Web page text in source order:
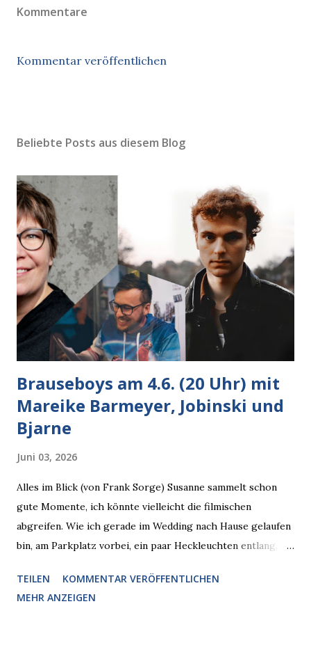
Kommentare
Kommentar veröffentlichen
Beliebte Posts aus diesem Blog
Brauseboys am 4.6. (20 Uhr) mit
Mareike Barmeyer, Jobinski und
Bjarne
Juni 03, 2026
Alles im Blick (von Frank Sorge) Susanne sammelt schon
gute Momente, ich könnte vielleicht die filmischen
abgreifen. Wie ich gerade im Wedding nach Hause gelaufen
bin, am Parkplatz vorbei, ein paar Heckleuchten entlang, als
den Blick kam, mit verlockend frisch leuchtenden
Pizzastücken. Von links pirschte sich eine Krähe an das
TEILEN
KOMMENTAR VERÖFFENTLICHEN
MEHR ANZEIGEN